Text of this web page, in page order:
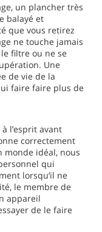
un plancher très
balayé et
que vous retirez
ne touche jamais
filtre ou ne se
Une
de vie de la
faire faire plus de
l’esprit avant
correctement
monde idéal, nous
qui
lorsqu’il ne
le membre de
appareil
de le faire